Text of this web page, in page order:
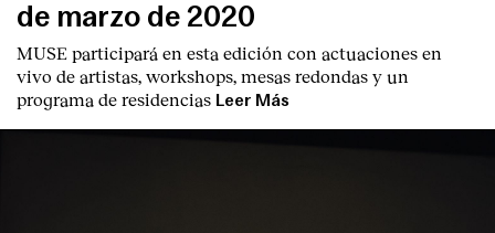
de marzo de 2020
MUSE participará en esta edición con actuaciones en
vivo de artistas, workshops, mesas redondas y un
programa de residencias Leer Más